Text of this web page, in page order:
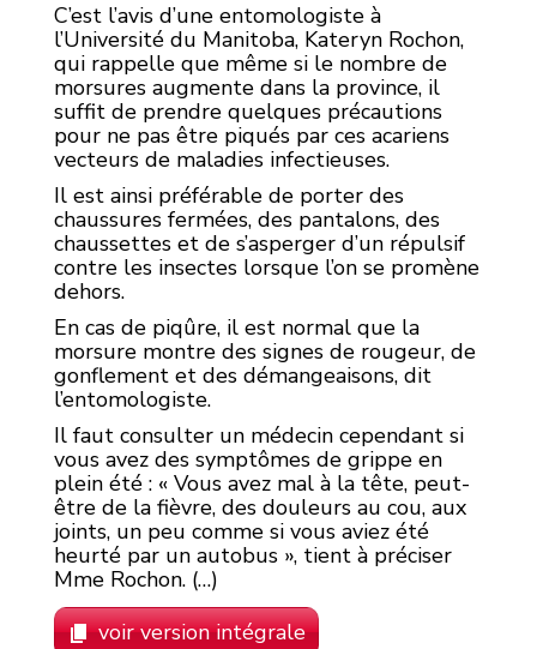
C’est l’avis d’une entomologiste à
l’Université du Manitoba, Kateryn Rochon,
qui rappelle que même si le nombre de
morsures augmente dans la province, il
suffit de prendre quelques précautions
pour ne pas être piqués par ces acariens
vecteurs de maladies infectieuses.
Il est ainsi préférable de porter des
chaussures fermées, des pantalons, des
chaussettes et de s’asperger d’un répulsif
contre les insectes lorsque l’on se promène
dehors.
En cas de piqûre, il est normal que la
morsure montre des signes de rougeur, de
gonflement et des démangeaisons, dit
l’entomologiste.
Il faut consulter un médecin cependant si
vous avez des symptômes de grippe en
plein été : « Vous avez mal à la tête, peut-
être de la fièvre, des douleurs au cou, aux
joints, un peu comme si vous aviez été
heurté par un autobus », tient à préciser
Mme Rochon. (…)
voir version intégrale